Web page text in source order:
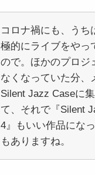
コロナ禍にも、うち
極的にライブをやっ
ので。ほかのプロジ
なくなっていた分、
Silent Jazz Caseに
て、それで『Silent
4』もいい作品にな
もありますね。